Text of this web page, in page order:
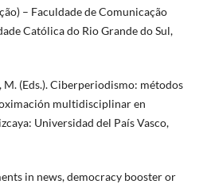
– Faculdade de Comunicação
Católica do Rio Grande do Sul,
M. (Eds.). Ciberperiodismo: métodos
multidisciplinar en
Universidad del País Vasco,
in news, democracy booster or